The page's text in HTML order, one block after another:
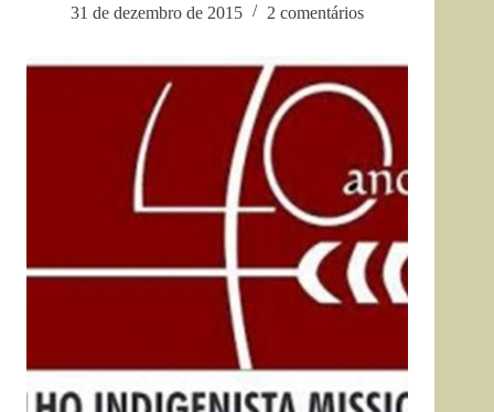
31 de dezembro de 2015
2 comentários